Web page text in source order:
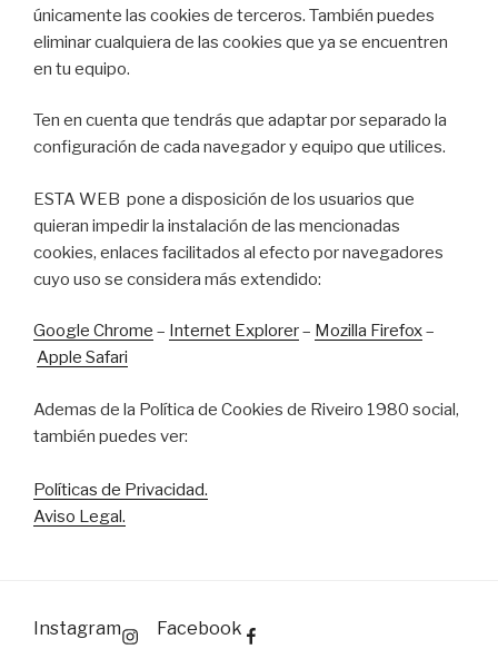
únicamente las cookies de terceros. También puedes
eliminar cualquiera de las cookies que ya se encuentren
en tu equipo.
Ten en cuenta que tendrás que adaptar por separado la
configuración de cada navegador y equipo que utilices.
ESTA WEB pone a disposición de los usuarios que
quieran impedir la instalación de las mencionadas
cookies, enlaces facilitados al efecto por navegadores
cuyo uso se considera más extendido:
Google Chrome – Internet Explorer– Mozilla Firefox–
Apple Safari
Ademas de la Política de Cookies de Riveiro 1980 social,
también puedes ver:
Políticas de Privacidad.
Aviso Legal.
Instagram Facebook